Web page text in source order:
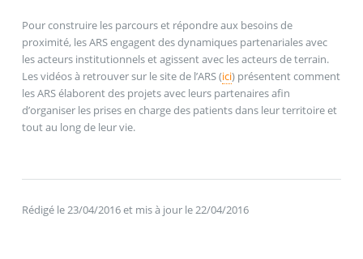
Pour construire les parcours et répondre aux besoins de
proximité, les ARS engagent des dynamiques partenariales avec
les acteurs institutionnels et agissent avec les acteurs de terrain.
Les vidéos à retrouver sur le site de l’ARS (ici) présentent comment
les ARS élaborent des projets avec leurs partenaires afin
d’organiser les prises en charge des patients dans leur territoire et
tout au long de leur vie.
Rédigé le 23/04/2016 et mis à jour le 22/04/2016